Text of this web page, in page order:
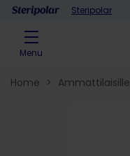
Skip to contentSteripolar
Menu
Home > Ammattilaisille